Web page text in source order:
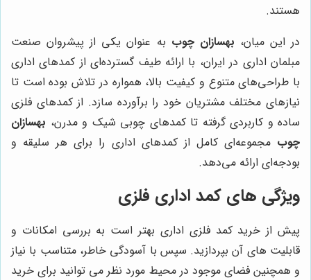
هستند.
در این میان، بهسازان چوب به عنوان یکی از پیشروان صنعت
مبلمان اداری در ایران، با ارائه طیف گسترده‌ای از کمدهای اداری
با طراحی‌های متنوع و کیفیت بالا، همواره در تلاش بوده است تا
نیازهای مختلف مشتریان خود را برآورده سازد. از کمدهای فلزی
ساده و کاربردی گرفته تا کمدهای چوبی شیک و مدرن، بهسازان
چوب مجموعه‌ای کامل از کمد‌های اداری را برای هر سلیقه و
بودجه‌ای ارائه می‌دهد.
ویژگی های کمد اداری فلزی
پیش از خرید کمد فلزی اداری بهتر است به بررسی امکانات و
قابلیت های آن بپردازید. سپس با آسودگی خاطر، متناسب با نیاز
و همچنین فضای موجود در محیط مورد نظر می توانید برای خرید